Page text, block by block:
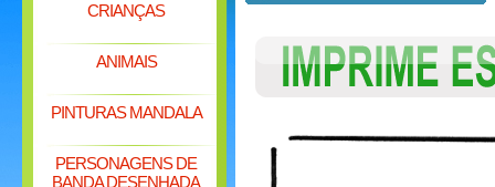
CRIANÇAS
ANIMAIS
PINTURAS MANDALA
PERSONAGENS DE
BANDA DESENHADA